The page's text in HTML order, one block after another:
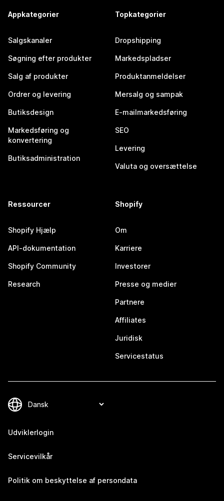
Appkategorier
Salgskanaler
Søgning efter produkter
Salg af produkter
Ordrer og levering
Butiksdesign
Markedsføring og
konvertering
Butiksadministration
Topkategorier
Dropshipping
Markedspladser
Produktanmeldelser
Mersalg og sampak
E-mailmarkedsføring
SEO
Levering
Valuta og oversættelse
Ressourcer
Shopify Hjælp
API-dokumentation
Shopify Community
Research
Shopify
Om
Karriere
Investorer
Presse og medier
Partnere
Affiliates
Juridisk
Servicestatus
Udviklerlogin
Servicevilkår
Politik om beskyttelse af persondata